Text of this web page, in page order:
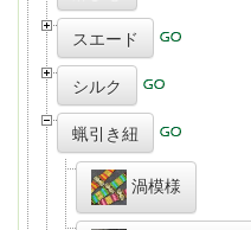
スエード
シルク
蝋引き紐
渦模様